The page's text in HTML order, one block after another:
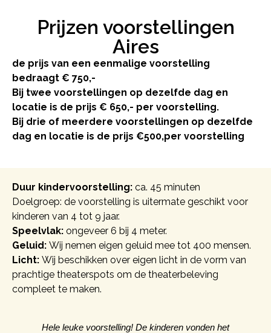
Prijzen voorstellingen
Aires
de prijs van een eenmalige voorstelling
bedraagt € 750,-
Bij twee voorstellingen op dezelfde dag en
locatie is de prijs € 650,- per voorstelling.
Bij drie of meerdere voorstellingen op dezelfde
dag en locatie is de prijs €500,per voorstelling
Duur kindervoorstelling: ca. 45 minuten
Doelgroep: de voorstelling is uitermate geschikt voor
kinderen van 4 tot 9 jaar.
Speelvlak: ongeveer 6 bij 4 meter.
Geluid: Wij nemen eigen geluid mee tot 400 mensen.
Licht: Wij beschikken over eigen licht in de vorm van
prachtige theaterspots om de theaterbeleving
compleet te maken.
Hele leuke voorstelling! De kinderen vonden het